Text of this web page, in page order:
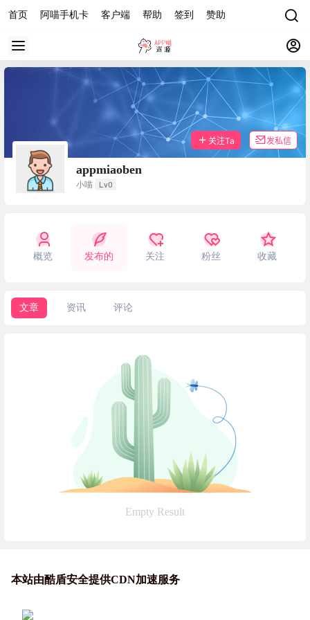
首页 阿喵手机卡 客户端 帮助 签到 赞助
appmiaoben
小喵 Lv0
关注Ta 发私信
概览 发布的 关注 粉丝 收藏
文章 资讯 评论
Empty Result
本站由酷盾安全提供CDN加速服务